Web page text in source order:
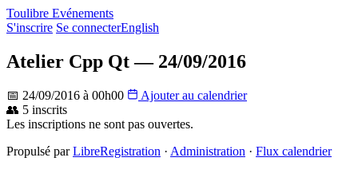
Toulibre Evénements
S'inscrire Se connecterEnglish
Atelier Cpp Qt — 24/09/2016
📅 24/09/2016 à 00h00
Ajouter au calendrier
👥 5 inscrits
Les inscriptions ne sont pas ouvertes.
Propulsé parLibreRegistration · Administration · Flux calendrier